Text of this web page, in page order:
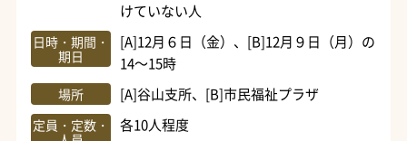
けていない人
日時・期間・
期日
[A]12月６日（金）、[B]12月９日（月）の
14～15時
場所 [A]谷山支所、[B]市民福祉プラザ
定員・定数・
各10人程度